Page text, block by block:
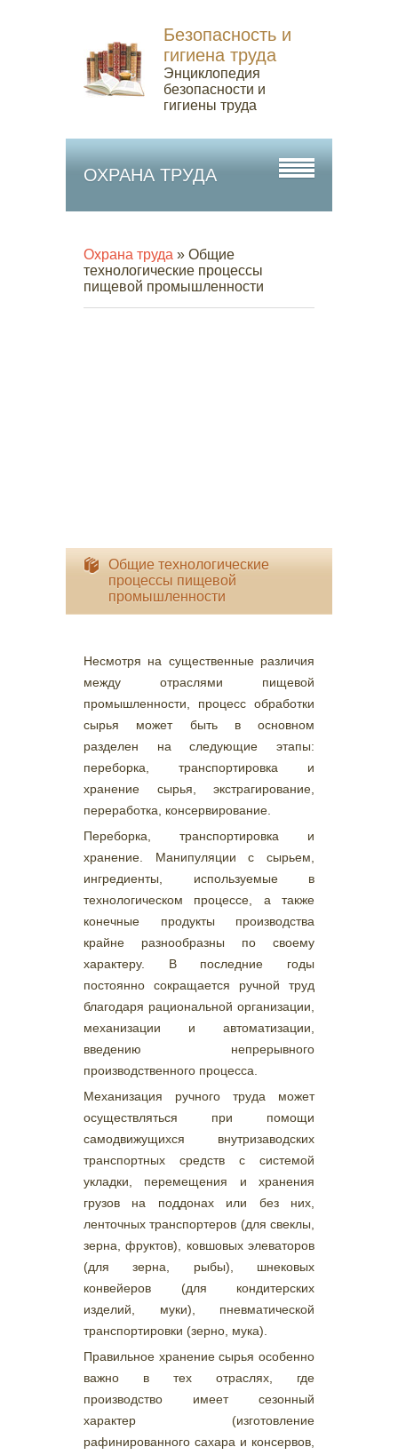
Безопасность и
гигиена труда
Энциклопедия
безопасности и
гигиены труда
ОХРАНА ТРУДА
Охрана труда » Общие
технологические процессы
пищевой промышленности
Общие технологические
процессы пищевой
промышленности
Несмотря на существенные различия
между отраслями пищевой
промышленности, процесс обработки
сырья может быть в основном
разделен на следующие этапы:
переборка, транспортировка и
хранение сырья, экстрагирование,
переработка, консервирование.
Переборка, транспортировка и
хранение. Манипуляции с сырьем,
ингредиенты, используемые в
технологическом процессе, а также
конечные продукты производства
крайне разнообразны по своему
характеру. В последние годы
постоянно сокращается ручной труд
благодаря рациональной организации,
механизации и автоматизации,
введению непрерывного
производственного процесса.
Механизация ручного труда может
осуществляться при помощи
самодвижущихся внутризаводских
транспортных средств с системой
укладки, перемещения и хранения
грузов на поддонах или без них,
ленточных транспортеров (для свеклы,
зерна, фруктов), ковшовых элеваторов
(для зерна, рыбы), шнековых
конвейеров (для кондитерских
изделий, муки), пневматической
транспортировки (зерно, мука).
Правильное хранение сырья особенно
важно в тех отраслях, где
производство имеет сезонный
характер (изготовление
рафинированного сахара и консервов,